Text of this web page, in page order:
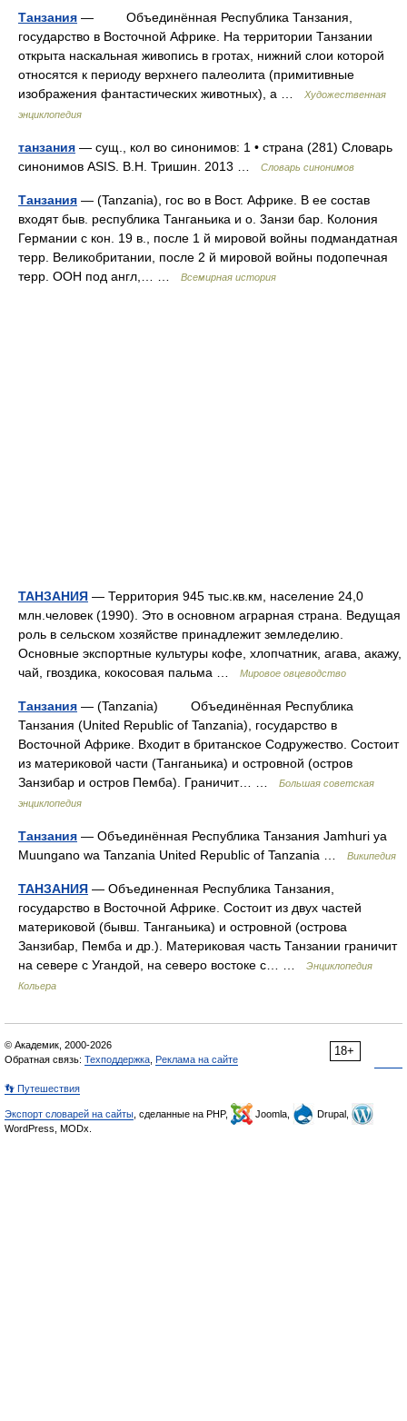
Танзания — Объединённая Республика Танзания,
государство в Восточной Африке. На территории Танзании
открыта наскальная живопись в гротах, нижний слои которой
относятся к периоду верхнего палеолита (примитивные
изображения фантастических животных), а …
Художественная
энциклопедия
танзания — сущ., кол во синонимов: 1 • страна (281) Словарь
синонимов ASIS. В.Н. Тришин. 2013 …
Словарь синонимов
Танзания — (Tanzania), гос во в Вост. Африке. В ее состав
входят быв. республика Танганьика и о. 3анзи бар. Колония
Германии с кон. 19 в., после 1 й мировой войны подмандатная
терр. Великобритании, после 2 й мировой войны подопечная
терр. ООН под англ,… …
Всемирная история
ТАНЗАНИЯ — Территория 945 тыс.кв.км, население 24,0
млн.человек (1990). Это в основном аграрная страна. Ведущая
роль в сельском хозяйстве принадлежит земледелию.
Основные экспортные культуры кофе, хлопчатник, агава, акажу,
чай, гвоздика, кокосовая пальма …
Мировое овцеводство
Танзания — (Tanzania) Объединённая Республика
Танзания (United Republic of Tanzania), государство в
Восточной Африке. Входит в британское Содружество. Состоит
из материковой части (Танганьика) и островной (остров
Занзибар и остров Пемба). Граничит… …
Большая советская
энциклопедия
Танзания — Объединённая Республика Танзания Jamhuri ya
Muungano wa Tanzania United Republic of Tanzania …
Википедия
ТАНЗАНИЯ — Объединенная Республика Танзания,
государство в Восточной Африке. Состоит из двух частей
материковой (бывш. Танганьика) и островной (острова
Занзибар, Пемба и др.). Материковая часть Танзании граничит
на севере с Угандой, на северо востоке с… …
Энциклопедия
Кольера
18+
© Академик, 2000-2026
Обратная связь: Техподдержка Реклама на сайте
👣 Путешествия
Экспорт словарей на сайты , сделанные на PHP, Joomla,
Drupal,
WordPress, MODx.